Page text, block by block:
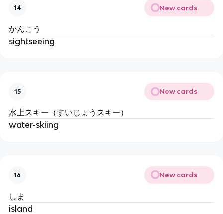
14 New cards
かんこう
sightseeing
15 New cards
水上スキー（すいじょうスキー）
water-skiing
16 New cards
しま
island